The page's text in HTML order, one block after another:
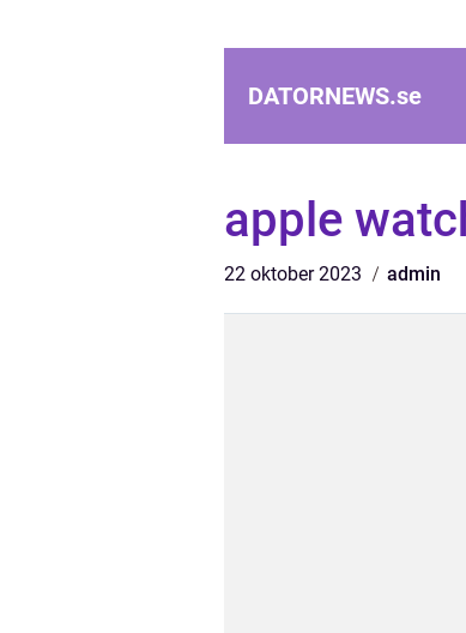
DATORNEWS.se
apple
22 oktober 2023 admin